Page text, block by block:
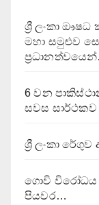
ශ්‍රී ලංකා
මහා සමුළුව
6 වන
සවස
ශ්‍රී ලංකා
ගොවි විරෝධය
පියවර…